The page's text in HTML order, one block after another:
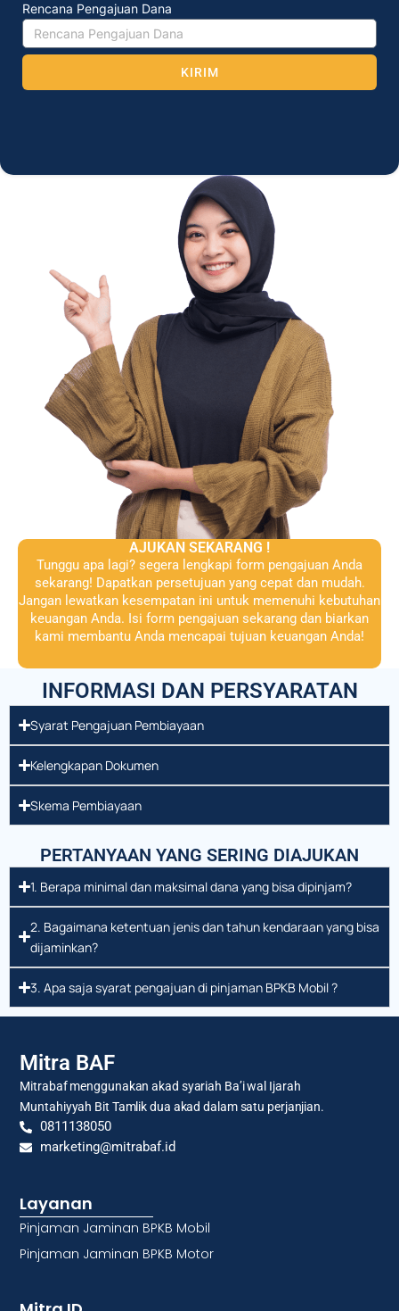
Rencana Pengajuan Dana
KIRIM
AJUKAN SEKARANG !
Tunggu apa lagi? segera lengkapi form pengajuan Anda
sekarang! Dapatkan persetujuan yang cepat dan mudah.
Jangan lewatkan kesempatan ini untuk memenuhi kebutuhan
keuangan Anda. Isi form pengajuan sekarang dan biarkan
kami membantu Anda mencapai tujuan keuangan Anda!
INFORMASI DAN PERSYARATAN
Syarat Pengajuan Pembiayaan
Kelengkapan Dokumen
Skema Pembiayaan
PERTANYAAN YANG SERING DIAJUKAN
1. Berapa minimal dan maksimal dana yang bisa dipinjam?
2. Bagaimana ketentuan jenis dan tahun kendaraan yang bisa
dijaminkan?
3. Apa saja syarat pengajuan di pinjaman BPKB Mobil ?
Mitra BAF
Mitrabaf menggunakan akad syariah Ba’i wal Ijarah
Muntahiyyah Bit Tamlik dua akad dalam satu perjanjian.
0811138050
marketing@mitrabaf.id
Layanan
Pinjaman Jaminan BPKB Mobil
Pinjaman Jaminan BPKB Motor